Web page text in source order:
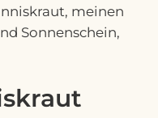
meinen
Sonnenschein,